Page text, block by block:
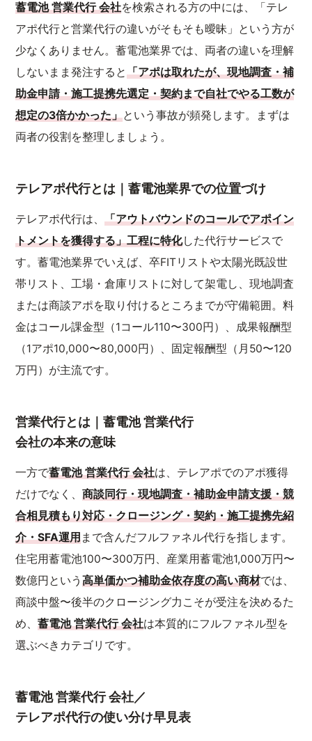
蓄電池 営業代行 会社を検索される方の中には、「テレ
アポ代行と営業代行の違いがそもそも曖昧」という方が
少なくありません。蓄電池業界では、両者の違いを理解
しないまま発注すると「アポは取れたが、現地調査・補
助金申請・施工提携先選定・契約まで自社でやる工数が
想定の3倍かかった」という事故が頻発します。まずは
両者の役割を整理しましょう。
テレアポ代行とは｜蓄電池業界での位置づけ
テレアポ代行は、「アウトバウンドのコールでアポイン
トメントを獲得する」工程に特化した代行サービスで
す。蓄電池業界でいえば、卒FITリストや太陽光既設世
帯リスト、工場・倉庫リストに対して架電し、現地調査
または商談アポを取り付けるところまでが守備範囲。料
金はコール課金型（1コール110〜300円）、成果報酬型
（1アポ10,000〜80,000円）、固定報酬型（月50〜120
万円）が主流です。
営業代行とは｜蓄電池 営業代行
会社の本来の意味
一方で蓄電池 営業代行 会社は、テレアポでのアポ獲得
だけでなく、商談同行・現地調査・補助金申請支援・競
合相見積もり対応・クロージング・契約・施工提携先紹
介・SFA運用まで含んだフルファネル代行を指します。
住宅用蓄電池100〜300万円、産業用蓄電池1,000万円〜
数億円という高単価かつ補助金依存度の高い商材では、
商談中盤〜後半のクロージング力こそが受注を決めるた
め、蓄電池 営業代行 会社は本質的にフルファネル型を
選ぶべきカテゴリです。
蓄電池 営業代行 会社／
テレアポ代行の使い分け早見表